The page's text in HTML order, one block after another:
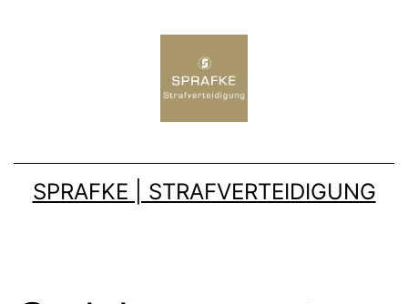
SPRAFKE | STRAFVERTEIDIGUNG